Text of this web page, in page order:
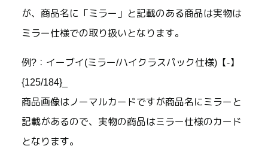
が、商品名に「ミラー」と記載のある商品は実物は
ミラー仕様での取り扱いとなります。
例?：イーブイ(ミラー/ハイクラスパック仕様)【-】
{125/184}_
商品画像はノーマルカードですが商品名にミラーと
記載があるので、実物の商品はミラー仕様のカード
となります。